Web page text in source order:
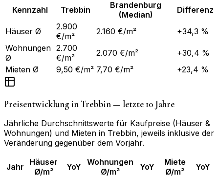
Kennzahl Trebbin
Brandenburg
(Median)
Differenz
Häuser Ø
2.900
€/m²
2.160 €/m²
+34,3 %
Wohnungen
Ø
2.700
€/m²
2.070 €/m²
+30,4 %
Mieten Ø
9,50 €/m² 7,70 €/m² +23,4 %
Preisentwicklung inTrebbin— letzte 10 Jahre
Jährliche Durchschnittswerte für Kaufpreise (Häuser &
Wohnungen) und Mieten in Trebbin, jeweils inklusive der
Veränderung gegenüber dem Vorjahr.
Jahr
Häuser
Ø/m²
YoY
Wohnungen
Ø/m²
YoY
Miete
Ø/m²
YoY